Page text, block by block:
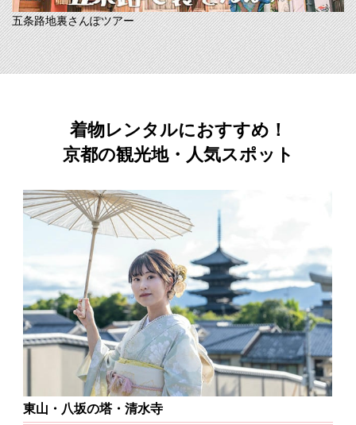
五条路地裏さんぽツアー
着物レンタルにおすすめ！
京都の観光地・人気スポット
東山・八坂の塔・清水寺